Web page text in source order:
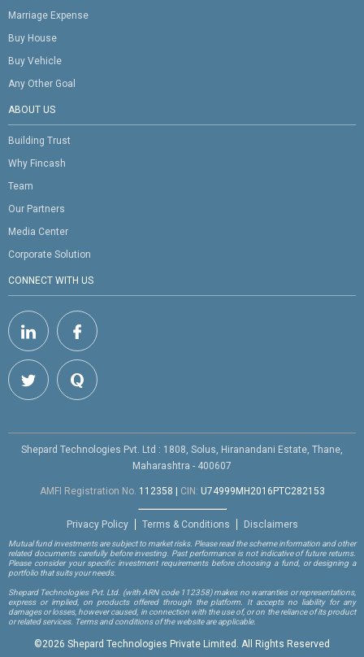
Marriage Expense
Buy House
Buy Vehicle
Any Other Goal
ABOUT US
Building Trust
Why Fincash
Team
Our Partners
Media Center
Corporate Solution
CONNECT WITH US
Shepard Technologies Pvt. Ltd : 1808, Solus, Hiranandani Estate, Thane,
Maharashtra - 400607
AMFI Registration No. 112358 CIN: U74999MH2016PTC282153
Privacy Policy Terms & Conditions Disclaimers
Mutual fund investments are subject to market risks. Please read the scheme information and other
related documents carefully before investing. Past performance is not indicative of future returns.
Please consider your specific investment requirements before choosing a fund, or designing a
portfolio that suits your needs.
Shepard Technologies Pvt. Ltd. (with ARN code 112358)makes no warranties or representations,
express or implied, on products offered through the platform. It accepts no liability for any
damages or losses, however caused, in connection with the use of, or on the reliance of its product
or related services. Terms and conditions of the website are applicable.
©2026 Shepard Technologies Private Limited. All Rights Reserved